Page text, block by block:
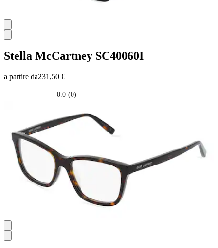
Stella McCartney SC40060I
a partire da231,50 €
0.0 (0)